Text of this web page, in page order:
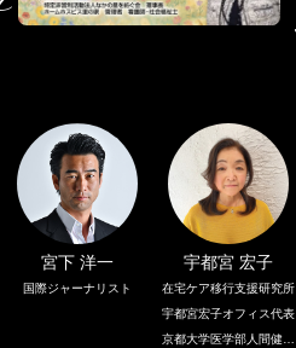
宮下 洋一
国際ジャーナリスト
宇都宮 宏子
在宅ケア移行支援研究所
宇都宮宏子オフィス代表
京都大学医学部人間健康